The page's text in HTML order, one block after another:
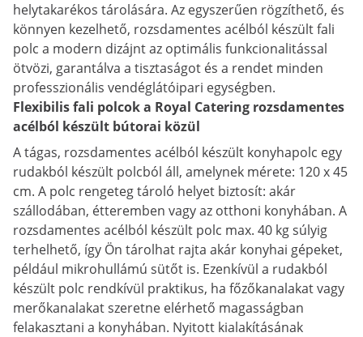
helytakarékos tárolására. Az egyszerűen rögzíthető, és
könnyen kezelhető, rozsdamentes acélból készült fali
polc a modern dizájnt az optimális funkcionalitással
ötvözi, garantálva a tisztaságot és a rendet minden
professzionális vendéglátóipari egységben.
Flexibilis fali polcok a Royal Catering rozsdamentes
acélból készült bútorai közül
A tágas, rozsdamentes acélból készült konyhapolc egy
rudakból készült polcból áll, amelynek mérete: 120 x 45
cm. A polc rengeteg tároló helyet biztosít: akár
szállodában, étteremben vagy az otthoni konyhában. A
rozsdamentes acélból készült polc max. 40 kg súlyig
terhelhető, így Ön tárolhat rajta akár konyhai gépeket,
például mikrohullámú sütőt is. Ezenkívül a rudakból
készült polc rendkívül praktikus, ha főzőkanalakat vagy
merőkanalakat szeretne elérhető magasságban
felakasztani a konyhában. Nyitott kialakításának